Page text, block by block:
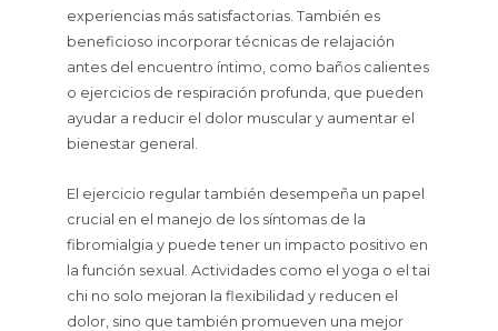
experiencias más satisfactorias. También es
beneficioso incorporar técnicas de relajación
antes del encuentro íntimo, como baños calientes
o ejercicios de respiración profunda, que pueden
ayudar a reducir el dolor muscular y aumentar el
bienestar general.
El ejercicio regular también desempeña un papel
crucial en el manejo de los síntomas de la
fibromialgia y puede tener un impacto positivo en
la función sexual. Actividades como el yoga o el tai
chi no solo mejoran la flexibilidad y reducen el
dolor, sino que también promueven una mejor